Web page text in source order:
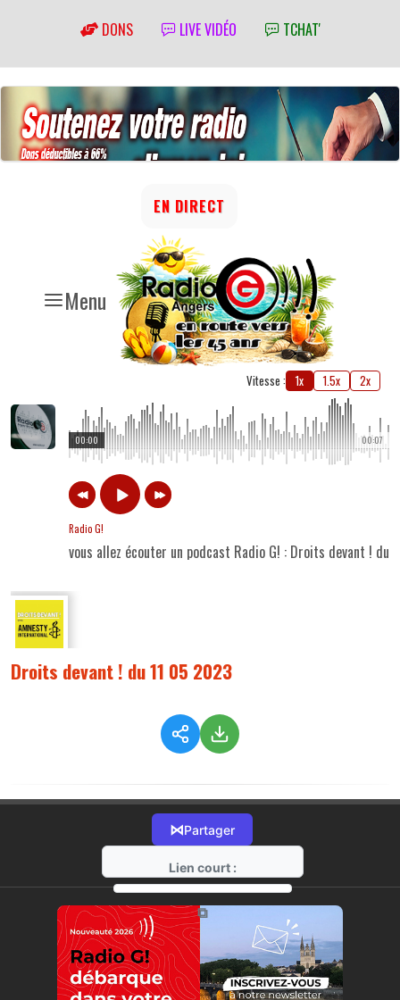
DONS LIVE VIDÉO TCHAT'
Menu
EN DIRECT
Vitesse : 1x 1.5x 2x
00:07
00:00
Radio G!
vous allez écouter un podcast Radio G! : Droits devant ! du
Droits devant ! du 11 05 2023
⋈Partager
Lien court :
https://radio-g.fr?11443
⧉